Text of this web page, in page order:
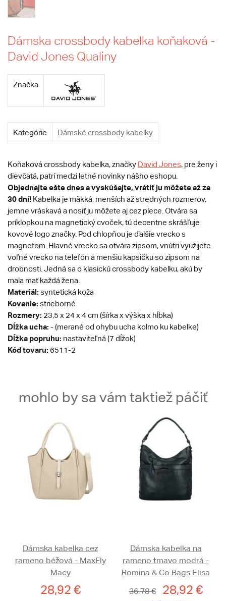
Dámska crossbody kabelka koňaková -
David Jones Qualiny
Značka
Kategórie Dámské crossbody kabelky
Koňaková crossbody kabelka, značky David Jones, pre ženy i
dievčatá, patrí medzi letné novinky nášho eshopu.
Objednajte ešte dnes a vyskúšajte, vrátiť ju môžete až za
30 dní! Kabelka je mäkká, menších až stredných rozmerov,
jemne vráskavá a nosiť ju môžete aj cez plece. Otvára sa
príklopkou na magnetický cvoček, tú decentne skrášľuje
kovové logo značky. Pod chlopňou je ďalšie vrecko s
magnetom. Hlavné vrecko sa otvára zipsom, vnútri využijete
voľné vrecko na telefón a menšiu kapsičku so zipsom na
drobnosti. Jedná sa o klasickú crossbody kabelku, akú by
mala mať každá žena.
Materiál: syntetická koža
Kovanie: strieborné
Rozmery: 23,5 x 24 x 4 cm (šírka x výška x hĺbka)
Dĺžka ucha: - (merané od ohybu ucha kolmo ku kabelke)
Dĺžka popruhu: nastaviteľná (7 dĺžok)
Kód tovaru: 6511-2
mohlo by sa vám taktiež páčiť
Dámska kabelka cez
rameno béžová - MaxFly
Macy
28,92 €
Dámska kabelka na
rameno tmavo modrá -
Romina & Co Bags Elisa
36,78 €
28,92 €